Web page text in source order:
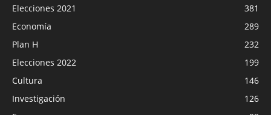
Elecciones 2021
381
Economía
289
Plan H
232
Elecciones 2022
199
Cultura
146
Investigación
126